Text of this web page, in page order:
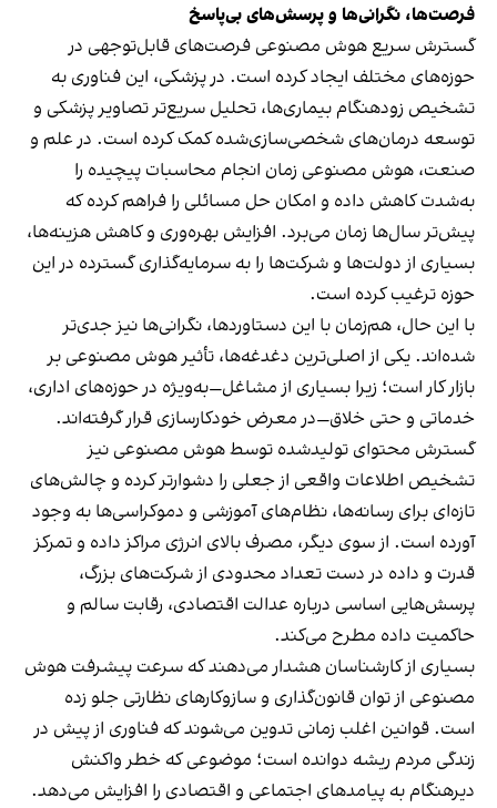
فرصت‌ها، نگرانی‌ها و پرسش‌های بی‌پاسخ
گسترش سریع هوش مصنوعی فرصت‌های قابل‌توجهی در
حوزه‌های مختلف ایجاد کرده است. در پزشکی، این فناوری به
تشخیص زودهنگام بیماری‌ها، تحلیل سریع‌تر تصاویر پزشکی و
توسعه درمان‌های شخصی‌سازی‌شده کمک کرده است. در علم و
صنعت، هوش مصنوعی زمان انجام محاسبات پیچیده را
به‌شدت کاهش داده و امکان حل مسائلی را فراهم کرده که
پیش‌تر سال‌ها زمان می‌برد. افزایش بهره‌وری و کاهش هزینه‌ها،
بسیاری از دولت‌ها و شرکت‌ها را به سرمایه‌گذاری گسترده در این
حوزه ترغیب کرده است.
با این حال، هم‌زمان با این دستاوردها، نگرانی‌ها نیز جدی‌تر
شده‌اند. یکی از اصلی‌ترین دغدغه‌ها، تأثیر هوش مصنوعی بر
بازار کار است؛ زیرا بسیاری از مشاغل—به‌ویژه در حوزه‌های اداری،
خدماتی و حتی خلاق—در معرض خودکارسازی قرار گرفته‌اند.
گسترش محتوای تولیدشده توسط هوش مصنوعی نیز
تشخیص اطلاعات واقعی از جعلی را دشوارتر کرده و چالش‌های
تازه‌ای برای رسانه‌ها، نظام‌های آموزشی و دموکراسی‌ها به وجود
آورده است. از سوی دیگر، مصرف بالای انرژی مراکز داده و تمرکز
قدرت و داده در دست تعداد محدودی از شرکت‌های بزرگ،
پرسش‌هایی اساسی درباره عدالت اقتصادی، رقابت سالم و
حاکمیت داده مطرح می‌کند.
بسیاری از کارشناسان هشدار می‌دهند که سرعت پیشرفت هوش
مصنوعی از توان قانون‌گذاری و سازوکارهای نظارتی جلو زده
است. قوانین اغلب زمانی تدوین می‌شوند که فناوری از پیش در
زندگی مردم ریشه دوانده است؛ موضوعی که خطر واکنش
دیرهنگام به پیامدهای اجتماعی و اقتصادی را افزایش می‌دهد.